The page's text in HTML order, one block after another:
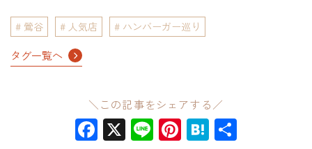
鶯谷 人気店 ハンバーガー巡り
タグ一覧へ
＼この記事をシェアする／
Facebook
X LinePinterest
Hatena